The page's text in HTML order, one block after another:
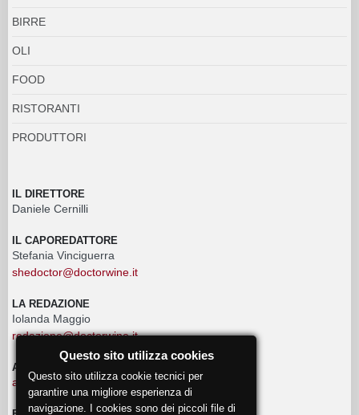
BIRRE
OLI
FOOD
RISTORANTI
PRODUTTORI
IL DIRETTORE
Daniele Cernilli
IL CAPOREDATTORE
Stefania Vinciguerra
shedoctor@doctorwine.it
LA REDAZIONE
Iolanda Maggio
redazione@doctorwine.it
ADVERTISING
advertising@doctorwine.it
Questo sito utilizza cookies
Questo sito utilizza cookie tecnici per
garantire una migliore esperienza di
navigazione. I cookies sono dei piccoli file di